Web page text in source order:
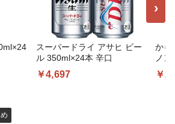
スーパードライ アサヒ ビー
ル 350ml×24本 辛口
￥4,697
から
ノ
24
ロ
￥
›